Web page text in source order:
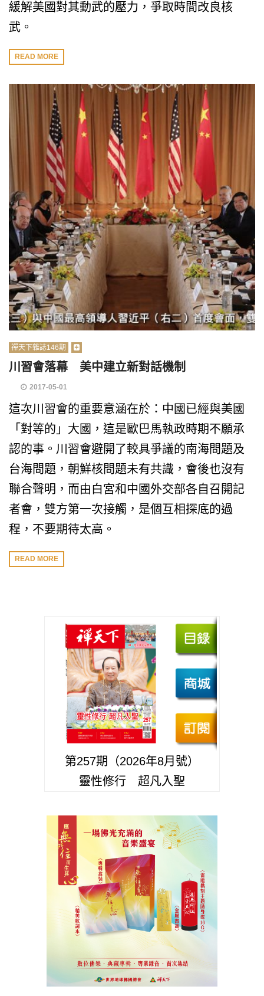
緩解美國對其動武的壓力，爭取時間改良核
武。
READ MORE
禪天下雜誌146期
川習會落幕 美中建立新對話機制
2017-05-01
這次川習會的重要意涵在於：中國已經與美國
「對等的」大國，這是歐巴馬執政時期不願承
認的事。川習會避開了較具爭議的南海問題及
台海問題，朝鮮核問題未有共識，會後也沒有
聯合聲明，而由白宮和中國外交部各自召開記
者會，雙方第一次接觸，是個互相探底的過
程，不要期待太高。
READ MORE
第257期（2026年8月號）
靈性修行 超凡入聖